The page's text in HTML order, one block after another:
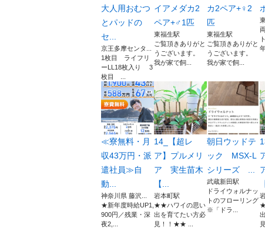
大人用おむつ
とパッドの
セ...
京王多摩センタ...
1枚目 ライフリ
ーLL18枚入り 3
枚目 ...
イアメダカ2
ペア+♂1匹
東福生駅
ご覧頂きありがと
うございます。
我が家で飼...
カ2ペア+♀2
匹
東福生駅
ご覧頂きありがと
うございます。
我が家で飼...
≪寮無料・月
収43万円・派
遣社員≫自
動...
神奈川県 藤沢...
★新年度時給UP1,
900円／残業・深
夜2,...
14_【超レ
ア】プルメリ
ア 実生苗木
【...
岩本町駅
★★ハワイの思い
出を育てたい方必
見！！★★ ...
朝日ウッドテ
ック MSX-L
シリーズ ...
武蔵新田駅
ドライウォルナッ
トのフローリング
※「ドラ...